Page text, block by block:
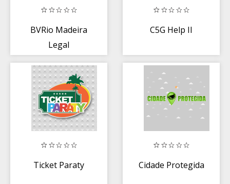
BVRio Madeira
Legal
C5G Help II
Ticket Paraty Cidade Protegida